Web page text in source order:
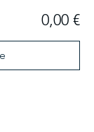
0,00 €